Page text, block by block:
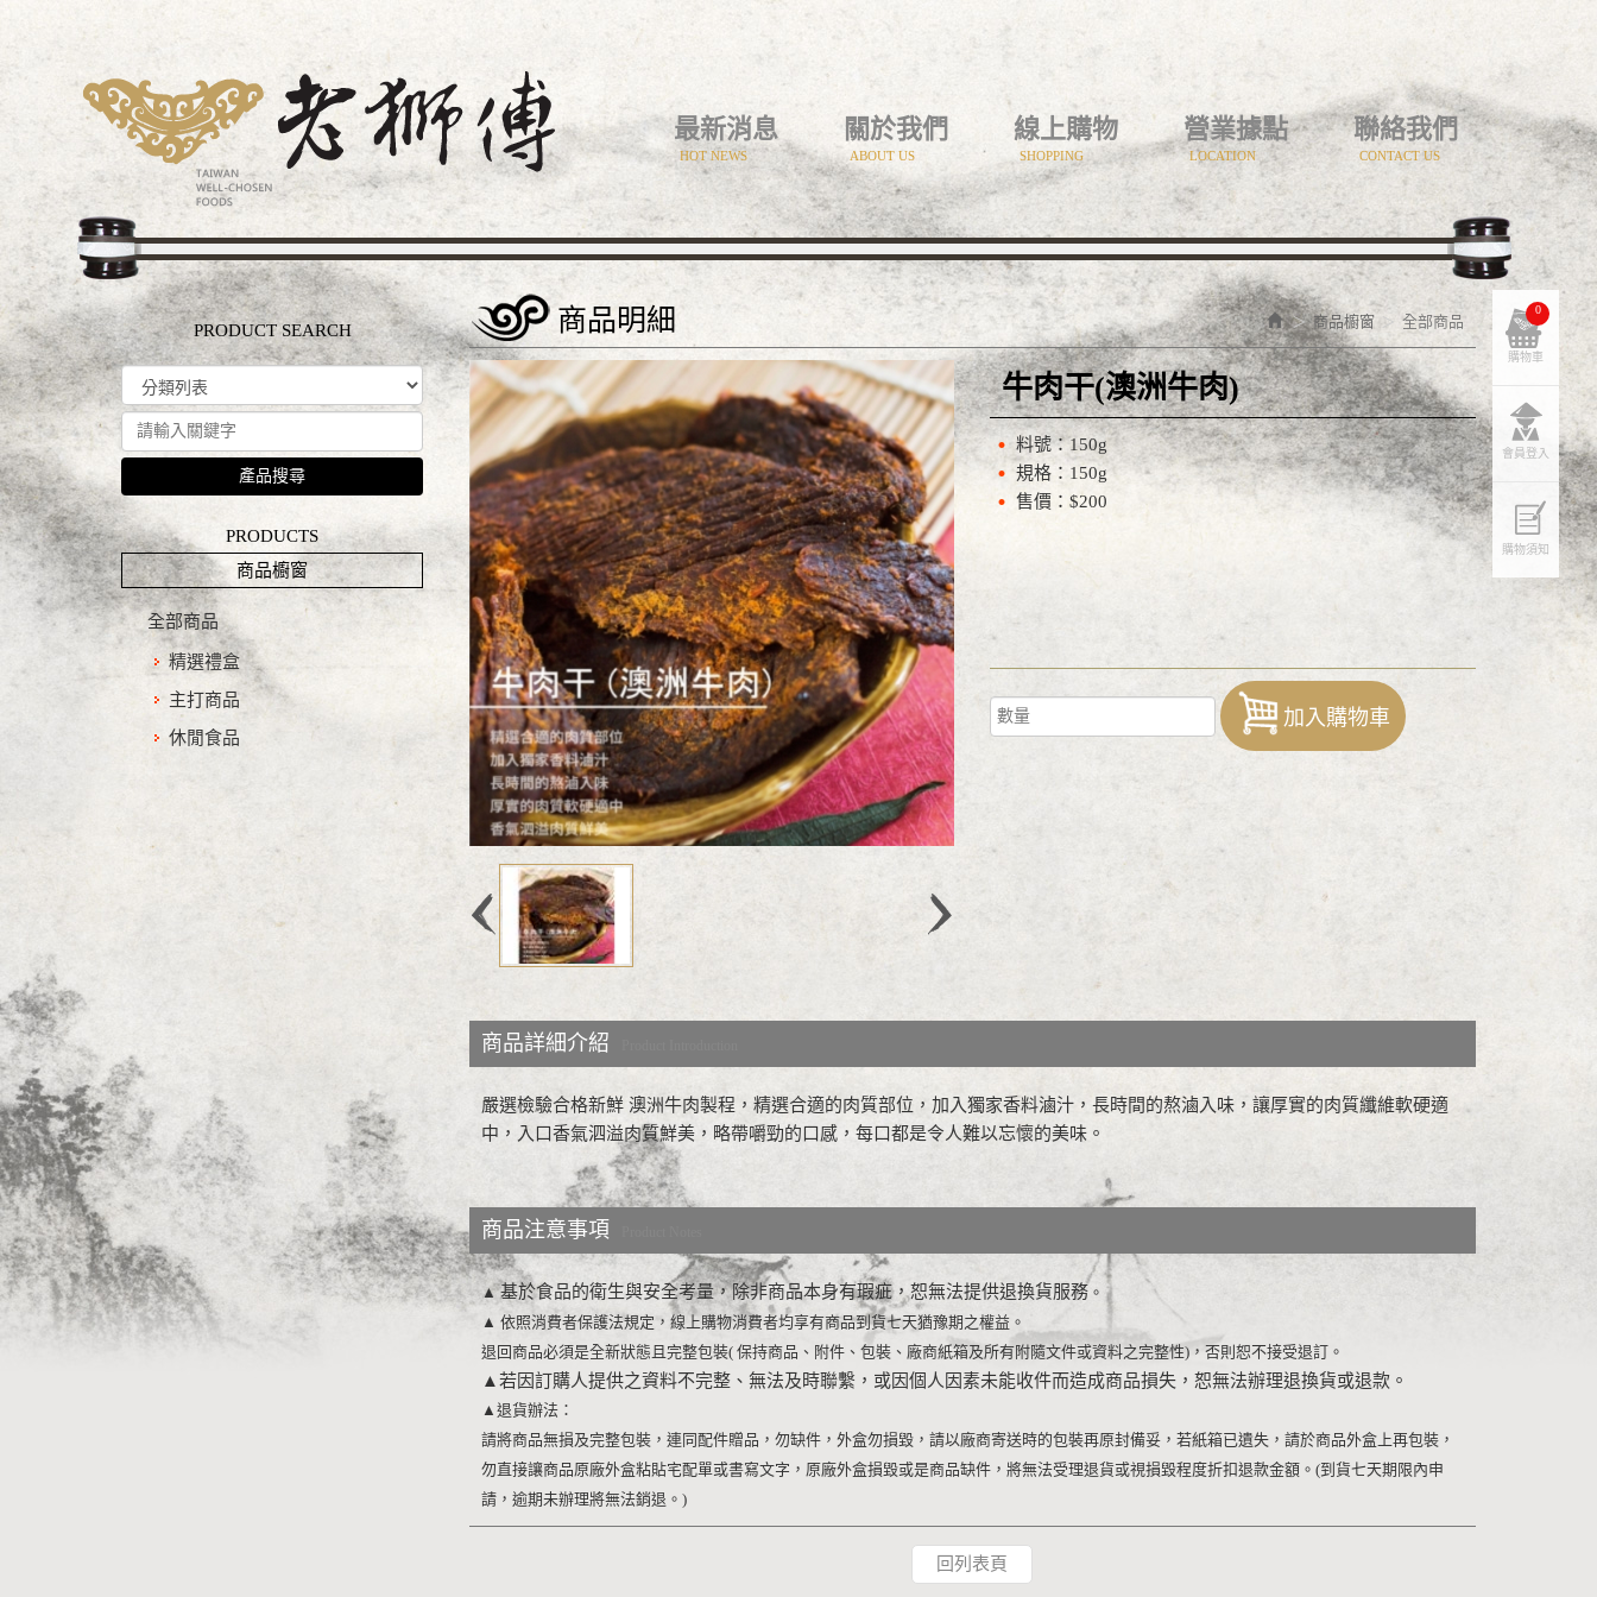
最新消息
HOT NEWS
關於我們
ABOUT US
線上購物
SHOPPING
營業據點
LOCATION
聯絡我們
CONTACT US
PRODUCT SEARCH
產品搜尋
PRODUCTS
商品櫥窗
全部商品
精選禮盒
主打商品
休閒食品
商品櫥窗 全部商品
商品明細
牛肉干(澳洲牛肉)
料號：150g
規格：150g
售價：$200
加入購物車
商品詳細介紹
嚴選檢驗合格新鮮 澳洲牛肉製程，精選合適的肉質部位，加入獨家香料滷汁，長時間的熬滷入味，讓厚實的肉質纖維軟硬適
中，入口香氣泗溢肉質鮮美，略帶嚼勁的口感，每口都是令人難以忘懷的美味。
商品注意事項
▲ 基於食品的衛生與安全考量，除非商品本身有瑕疵，恕無法提供退換貨服務。
▲ 依照消費者保護法規定，線上購物消費者均享有商品到貨七天猶豫期之權益。
退回商品必須是全新狀態且完整包裝( 保持商品、附件、包裝、廠商紙箱及所有附隨文件或資料之完整性)，否則恕不接受退訂。
▲ 若因訂購人提供之資料不完整、無法及時聯繫，或因個人因素未能收件而造成商品損失，恕無法辦理退換貨或退款。
▲ 退貨辦法：
請將商品無損及完整包裝，連同配件贈品，勿缺件，外盒勿損毀，請以廠商寄送時的包裝再原封備妥，若紙箱已遺失，請於商品外盒上再包裝，
勿直接讓商品原廠外盒粘貼宅配單或書寫文字，原廠外盒損毀或是商品缺件，將無法受理退貨或視損毀程度折扣退款金額。 (到貨七天期限內申
請，逾期未辦理將無法銷退。 )
回列表頁
購物車
0
會員登入
購物須知